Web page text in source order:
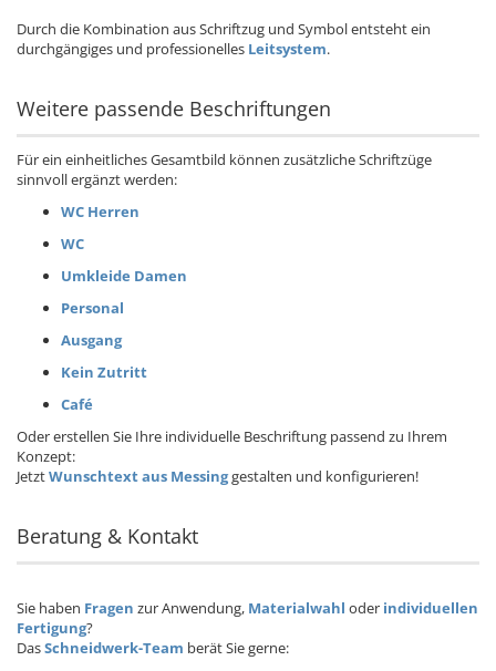
Durch die Kombination aus Schriftzug und Symbol entsteht ein
durchgängiges und professionelles Leitsystem.
Weitere passende Beschriftungen
Für ein einheitliches Gesamtbild können zusätzliche Schriftzüge
sinnvoll ergänzt werden:
WC Herren
WC
Umkleide Damen
Personal
Ausgang
Kein Zutritt
Café
Oder erstellen Sie Ihre individuelle Beschriftung passend zu Ihrem
Konzept:
JetztWunschtext aus Messinggestalten und konfigurieren!
Beratung & Kontakt
Sie haben Fragen zur Anwendung, Materialwahl oder individuellen
Fertigung?
DasSchneidwerk-Team berät Sie gerne: